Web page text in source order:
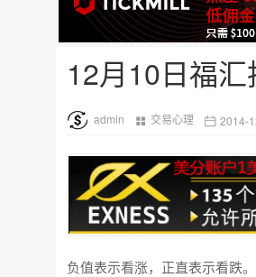
12月10日福
admin 交易心理 2014-
负值表示看涨，正直表示看跌。